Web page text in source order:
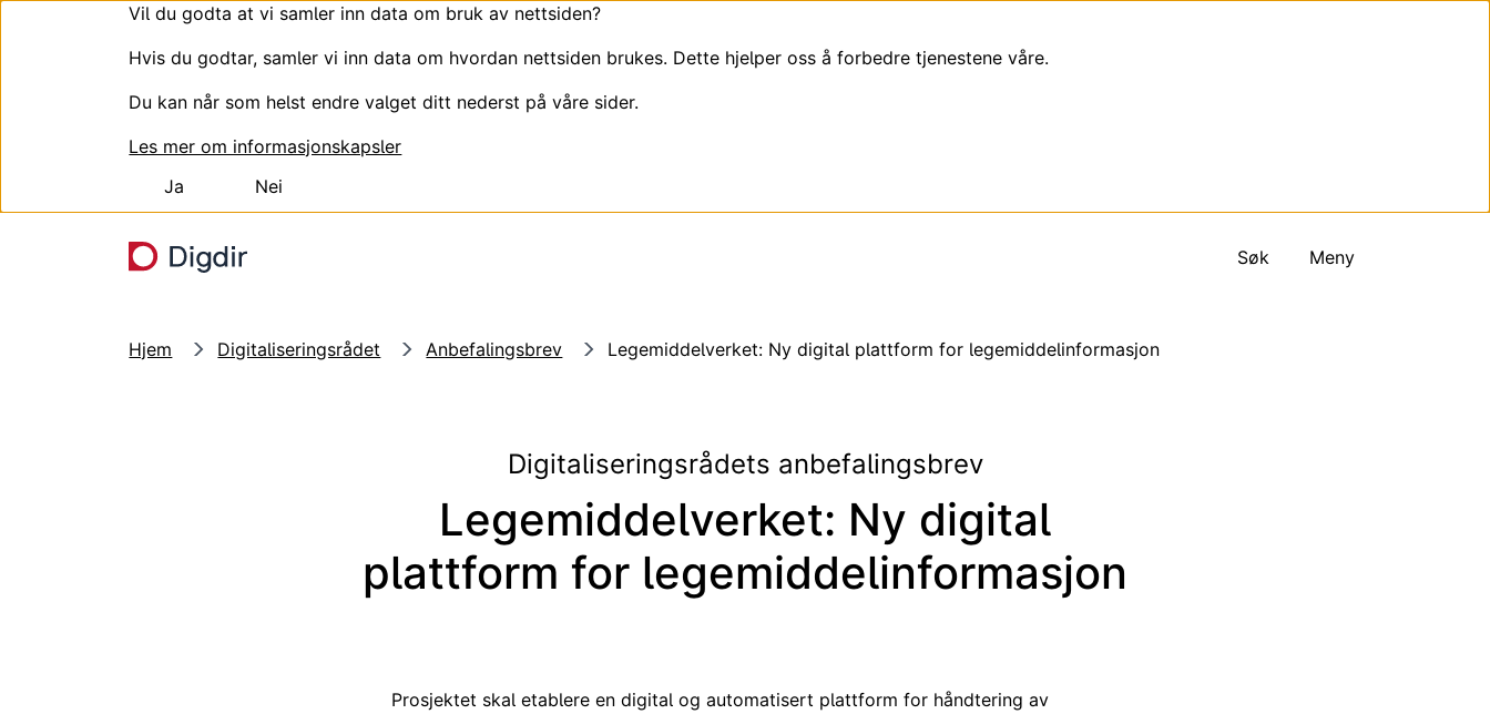
Vil du godta at vi samler inn data om bruk av nettsiden?
Hvis du godtar, samler vi inn data om hvordan nettsiden brukes. Dette hjelper oss å forbedre tjenestene våre.
Du kan når som helst endre valget ditt nederst på våre sider.
Les mer om informasjonskapsler
Ja
Nei
Søk
Meny
Hjem Digitaliseringsrådet Anbefalingsbrev Legemiddelverket: Ny digital plattform for legemiddelinformasjon
Digitaliseringsrådets anbefalingsbrev
Legemiddelverket: Ny digital
plattform for legemiddelinformasjon
Prosjektet skal etablere en digital og automatisert plattform for håndtering av